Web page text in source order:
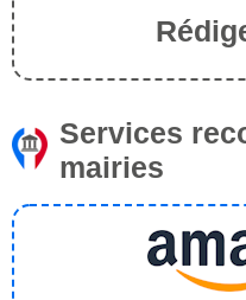
Services
mairies